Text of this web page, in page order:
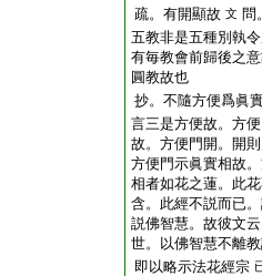
疏。有開顯故 文 問
五教非是五種別執
有毎教會前歸後之
圓教故也
抄。不隨方便爲眞
言三是方便故。方
故。方便門開。開
方便門示眞實相故
相者如花之蓮。此
含。此經不説而已
説佛智慧。故彼文
世。以佛智慧不離
即以略示法花經宗